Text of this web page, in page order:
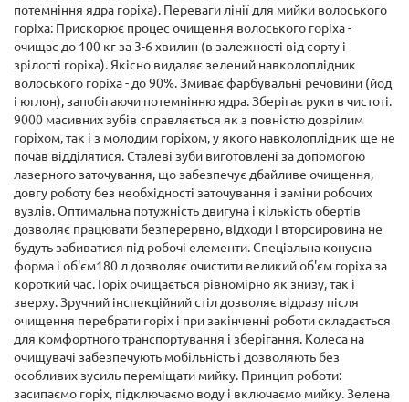
потемніння ядра горіха). Переваги лінії для мийки волоського
горіха: Прискорює процес очищення волоського горіха -
очищає до 100 кг за 3-6 хвилин (в залежності від сорту і
зрілості горіха). Якісно видаляє зелений навколоплідник
волоського горіха - до 90%. Змиває фарбувальні речовини (йод
і юглон), запобігаючи потемнінню ядра. Зберігає руки в чистоті.
9000 масивних зубів справляється як з повністю дозрілим
горіхом, так і з молодим горіхом, у якого навколоплідник ще не
почав відділятися. Сталеві зуби виготовлені за допомогою
лазерного заточування, що забезпечує дбайливе очищення,
довгу роботу без необхідності заточування і заміни робочих
вузлів. Оптимальна потужність двигуна і кількість обертів
дозволяє працювати безперервно, відходи і вторсировина не
будуть забиватися під робочі елементи. Спеціальна конусна
форма і об'єм180 л дозволяє очистити великий об'єм горіха за
короткий час. Горіх очищається рівномірно як знизу, так і
зверху. Зручний інспекційний стіл дозволяє відразу після
очищення перебрати горіх і при закінченні роботи складається
для комфортного транспортування і зберігання. Колеса на
очищувачі забезпечують мобільність і дозволяють без
особливих зусиль переміщати мийку. Принцип роботи:
засипаємо горіх, підключаємо воду і включаємо мийку. Зелена